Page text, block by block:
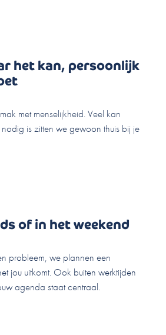
het kan, persoonlijk
met menselijkheid. Veel kan
is zitten we gewoon thuis bij je
of in het weekend
probleem, we plannen een
jou uitkomt. Ook buiten werktijden
agenda staat centraal.